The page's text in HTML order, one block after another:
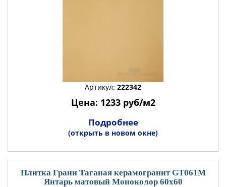
Артикул: 222342
Цена: 1233 руб/м2
Подробнее
(открыть в новом окне)
Плитка Грани Таганая керамогранит GT061М
Янтарь матовый Моноколор 60x60